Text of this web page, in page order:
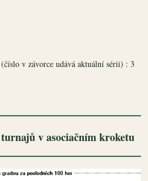
v závorce udává aktuální sérii) : 3
v asociačním kroketu